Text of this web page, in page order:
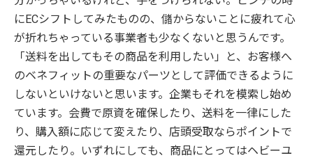
にECシフトしてみたものの、儲からないことに疲れて心
が折れちゃっている事業者も少なくないと思うんです。
「送料を出してもその商品を利用したい」と、お客様へ
のベネフィットの重要なパーツとして評価できるように
しないといけないと思います。企業もそれを模索し始め
ています。会費で原資を確保したり、送料を一律にした
り、購入額に応じて変えたり、店頭受取ならポイントで
還元したり。いずれにしても、商品にとってはヘビーユ